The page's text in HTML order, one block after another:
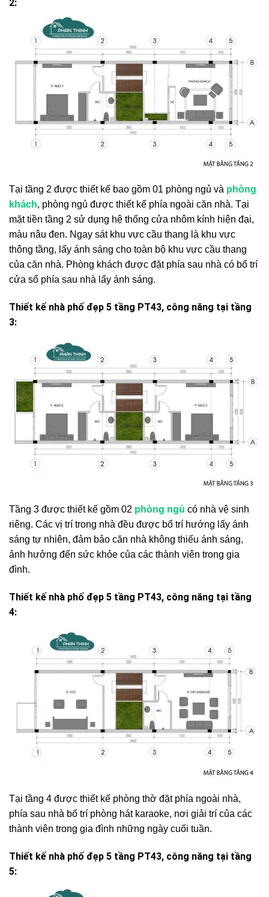
2:
Tại tầng 2 được thiết kế bao gồm 01 phòng ngủ và phòng
khách, phòng ngủ được thiết kế phía ngoài căn nhà. Tại
mặt tiền tầng 2 sử dụng hệ thống cửa nhôm kính hiện đại,
màu nâu đen. Ngay sát khu vực cầu thang là khu vực
thông tầng, lấy ánh sáng cho toàn bộ khu vực cầu thang
của căn nhà. Phòng khách được đặt phía sau nhà có bố trí
cửa sổ phía sau nhà lấy ánh sáng.
Thiết kế nhà phố đẹp 5 tầng PT43, công năng tại tầng
3:
Tầng 3 được thiết kế gồm 02 phòng ngủ có nhà vệ sinh
riêng. Các vị trí trong nhà đều được bố trí hướng lấy ánh
sáng tự nhiên, đảm bảo căn nhà không thiếu ánh sáng,
ảnh hưởng đến sức khỏe của các thành viên trong gia
đình.
Thiết kế nhà phố đẹp 5 tầng PT43, công năng tại tầng
4:
Tại tầng 4 được thiết kế phòng thờ đặt phía ngoài nhà,
phía sau nhà bố trí phòng hát karaoke, nơi giải trí của các
thành viên trong gia đình những ngày cuối tuần.
Thiết kế nhà phố đẹp 5 tầng PT43, công năng tại tầng
5: